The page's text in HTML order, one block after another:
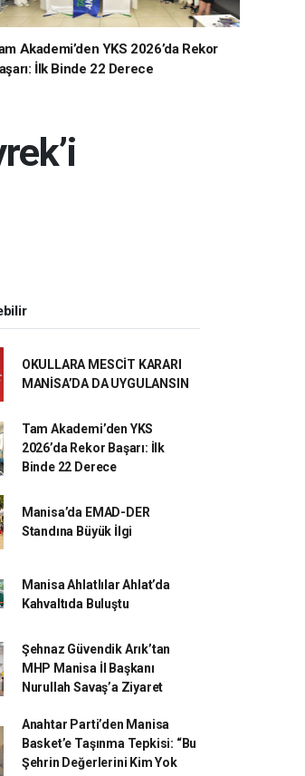
Akademi’den YKS 2026’da Rekor
İlk Binde 22 Derece
OKULLARA MESCİT KARARI
MANİSA’DA DA UYGULANSIN
Tam Akademi’den YKS
2026’da Rekor Başarı: İlk
Binde 22 Derece
Manisa’da EMAD-DER
Standına Büyük İlgi
Manisa Ahlatlılar Ahlat’da
Kahvaltıda Buluştu
Şehnaz Güvendik Arık’tan
MHP Manisa İl Başkanı
Nurullah Savaş’a Ziyaret
Anahtar Parti’den Manisa
Basket’e Taşınma Tepkisi: “Bu
Şehrin Değerlerini Kim Yok